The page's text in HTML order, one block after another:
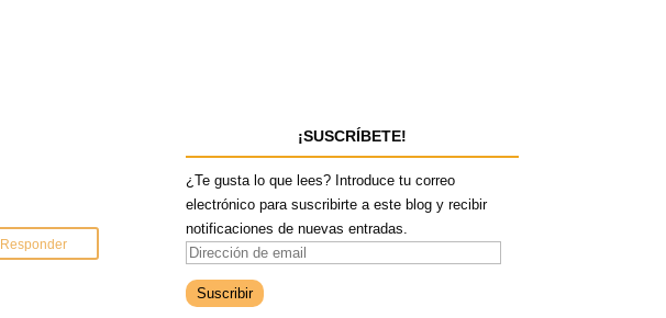
Responder
¡SUSCRÍBETE!
¿Te gusta lo que lees? Introduce tu correo
electrónico para suscribirte a este blog y recibir
notificaciones de nuevas entradas.
D
r